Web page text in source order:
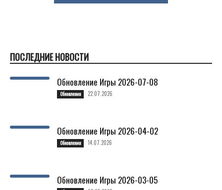
ПОСЛЕДНИЕ НОВОСТИ
Обновление Игры 2026-07-08
Обновления 22.07.2026
Обновление Игры 2026-04-02
Обновления 14.07.2026
Обновление Игры 2026-03-05